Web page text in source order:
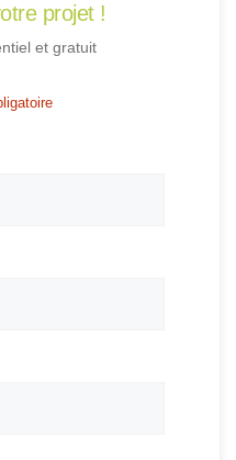
projet !
et gratuit